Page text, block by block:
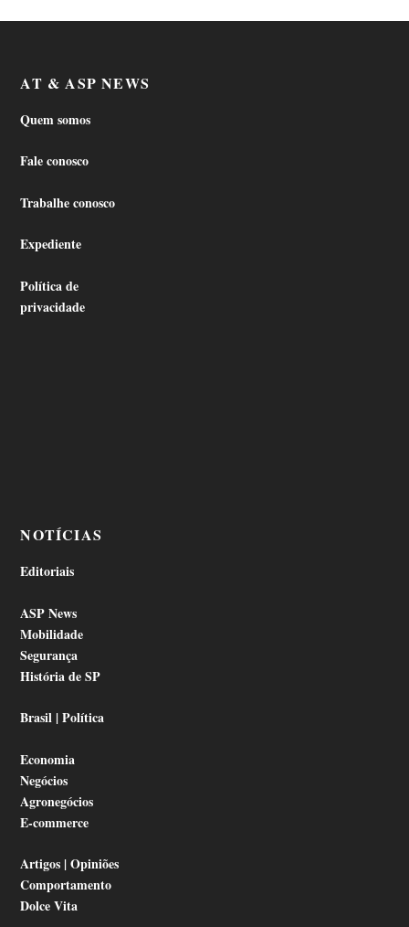
AT & ASP NEWS
Quem somos
Fale conosco
Trabalhe conosco
Expediente
Política de
privacidade
NOTÍCIAS
Editoriais
ASP News
Mobilidade
Segurança
História de SP
Brasil | Política
Economia
Negócios
Agronegócios
E-commerce
Artigos | Opiniões
Comportamento
Dolce Vita